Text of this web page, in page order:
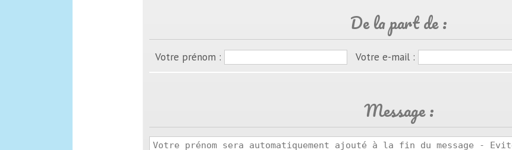
De la part de :
Votre prénom : Votre e-mail :
Message :